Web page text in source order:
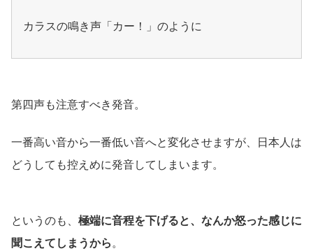
カラスの鳴き声「カー！」のように
第四声も注意すべき発音。
一番高い音から一番低い音へと変化させますが、日本人は
どうしても控えめに発音してしまいます。
というのも、 極端に音程を下げると、なんか怒った感じに
聞こえてしまうから。